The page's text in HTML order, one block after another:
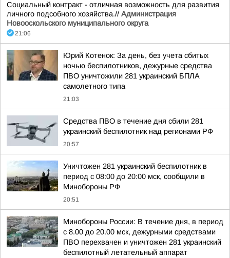
Социальный контракт - отличная возможность для развития
личного подсобного хозяйства.// Администрация
Новооскольского муниципального округа
21:06
Юрий Котенок: За день, без учета сбитых
ночью беспилотников, дежурные средства
ПВО уничтожили 281 украинский БПЛА
самолетного типа
21:03
Средства ПВО в течение дня сбили 281
украинский беспилотник над регионами РФ
20:57
Уничтожен 281 украинский беспилотник в
период с 08:00 до 20:00 мск, сообщили в
Минобороны РФ
20:51
Минобороны России: В течение дня, в период
с 8.00 до 20.00 мск, дежурными средствами
ПВО перехвачен и уничтожен 281 украинский
беспилотный летательный аппарат